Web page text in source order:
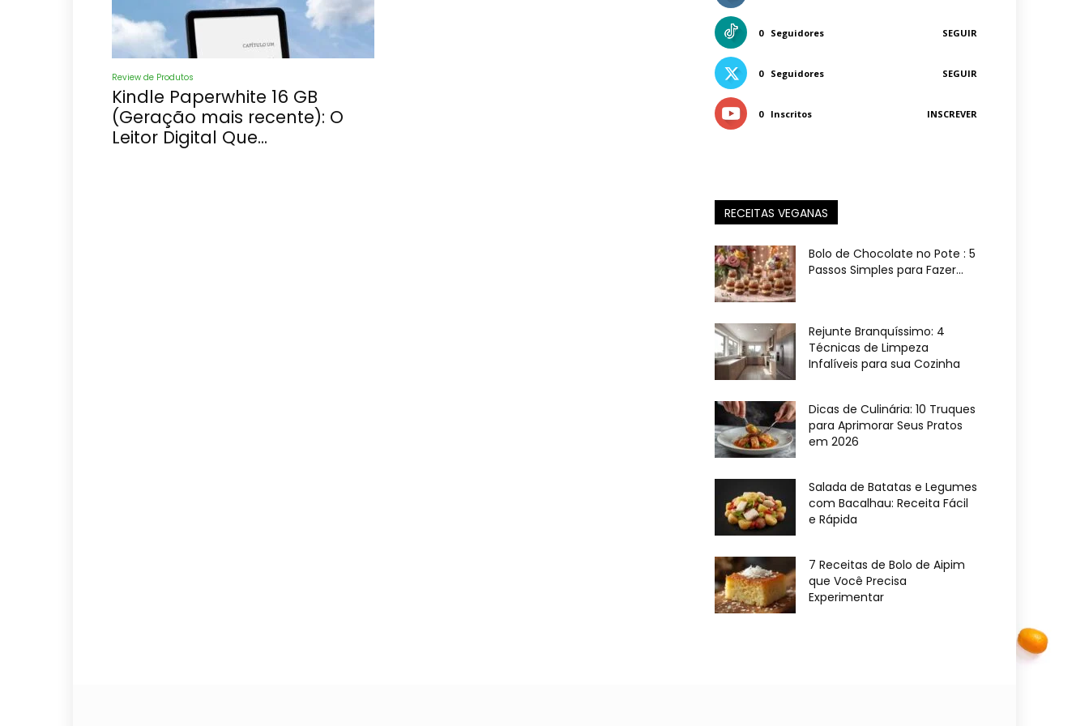
Review de Produtos
Kindle Paperwhite 16 GB
(Geração mais recente): O
Leitor Digital Que...
0 Seguidores SEGUIR
0 Seguidores SEGUIR
0 Inscritos INSCREVER
RECEITAS VEGANAS
Bolo de Chocolate no Pote : 5
Passos Simples para Fazer...
Rejunte Branquíssimo: 4
Técnicas de Limpeza
Infalíveis para sua Cozinha
Dicas de Culinária: 10 Truques
para Aprimorar Seus Pratos
em 2026
Salada de Batatas e Legumes
com Bacalhau: Receita Fácil
e Rápida
7 Receitas de Bolo de Aipim
que Você Precisa
Experimentar